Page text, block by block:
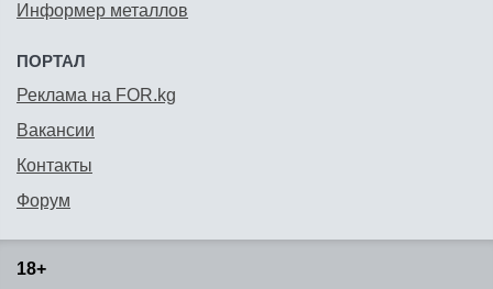
Информер металлов
ПОРТАЛ
Реклама на FOR.kg
Вакансии
Контакты
Форум
18+